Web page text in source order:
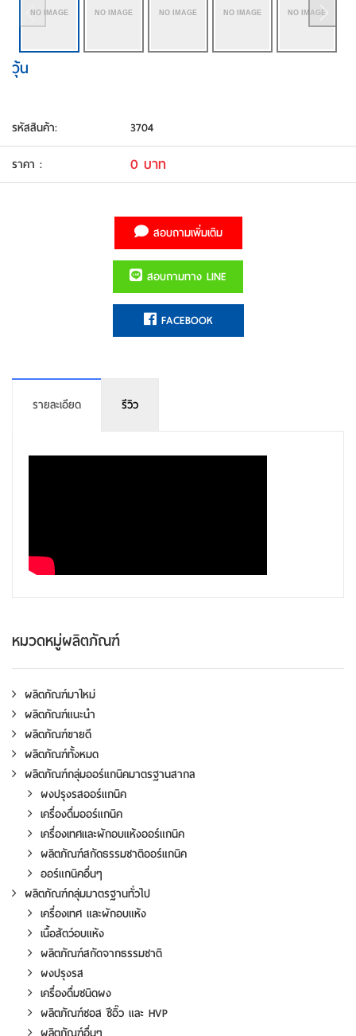
วุ้น
รหัสสินค้า:
3704
ราคา : 0 บาท
สอบถามเพิ่มเติม
สอบถามทาง LINE
FACEBOOK
รายละเอียด รีวิว
หมวดหมู่ผลิตภัณฑ์
ผลิตภัณฑ์มาใหม่
ผลิตภัณฑ์แนะนำ
ผลิตภัณฑ์ขายดี
ผลิตภัณฑ์ทั้งหมด
ผลิตภัณฑ์กลุ่มออร์แกนิคมาตรฐานสากล
ผงปรุงรสออร์แกนิค
เครื่องดื่มออร์แกนิค
เครื่องเทศและผักอบแห้งออร์แกนิค
ผลิตภัณฑ์สกัดธรรมชาติออร์แกนิค
ออร์แกนิคอื่นๆ
ผลิตภัณฑ์กลุ่มมาตรฐานทั่วไป
เครื่องเทศ และผักอบแห้ง
เนื้อสัตว์อบแห้ง
ผลิตภัณฑ์สกัดจากธรรมชาติ
ผงปรุงรส
เครื่องดื่มชนิดผง
ผลิตภัณฑ์ซอส ซีอิ๊ว และ HVP